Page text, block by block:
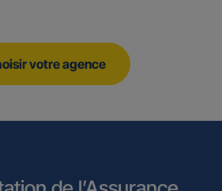
votre agence